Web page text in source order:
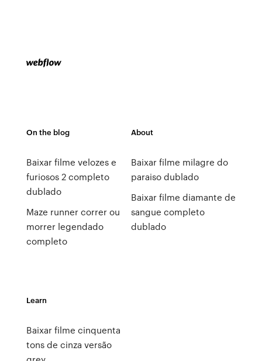
On the blog
Baixar filme velozes e
furiosos 2 completo
dublado
Maze runner correr ou
morrer legendado
completo
About
Baixar filme milagre do
paraiso dublado
Baixar filme diamante de
sangue completo
dublado
Learn
Baixar filme cinquenta
tons de cinza versão